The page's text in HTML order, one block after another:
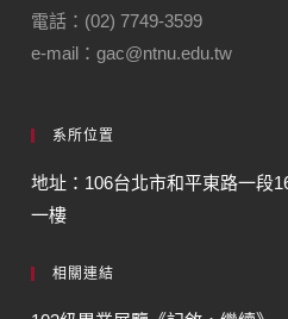
電話：(02) 7749-3599
e-mail：gac@ntnu.edu.tw
系所位置
地址：106台北市和平東路一段
一樓
相關連結